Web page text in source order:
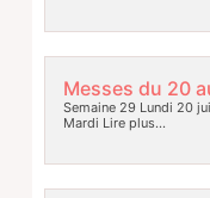
Messes du 20
Semaine 29 Lundi 20
Mardi Lire plus…